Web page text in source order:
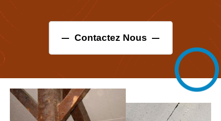
Contactez Nous